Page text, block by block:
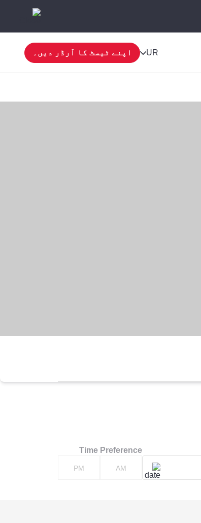
UR اپنے ٹیسٹ کا آرڈر دیں۔
Time Preference
AM
PM